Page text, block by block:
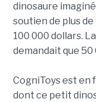
dinosaure
soutien de plus
100 000 dollars.
demandait que
CogniToys est en
dont ce petit